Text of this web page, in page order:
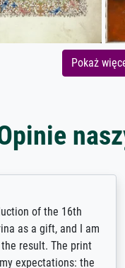
Pokaż
strives to
and provides
to obtain the best
requested by the